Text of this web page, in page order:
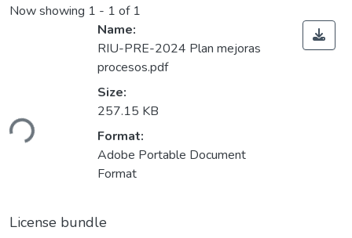
Now showing 1 - 1 of 1
Name:
RIU-PRE-2024 Plan mejoras
procesos.pdf
Size:
257.15 KB
Format:
Adobe Portable Document
Format
License bundle